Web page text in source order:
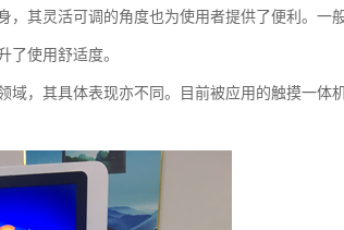
其灵活可调的角度也为使用者提供了便利。一
了使用舒适度。
，其具体表现亦不同。目前被应用的触摸一体